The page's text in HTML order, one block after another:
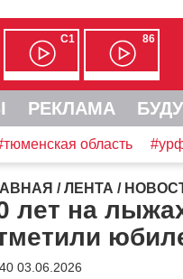
С1 86
РЕКЛАМА
область
/ЛЕНТА /
лет на
03.06.2026